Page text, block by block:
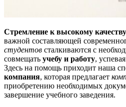
Стремление к высокому
важной составляющей
студентов сталкиваются с
совмещать учебу и работу,
Здесь на помощь приходит наша
компания, которая предлагает
приобретению необходимых
завершение учебного заведения.